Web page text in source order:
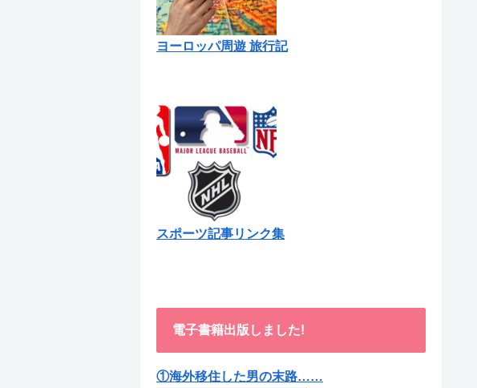
ヨーロッパ周遊 旅行記
スポーツ記事リンク集
電子書籍出版しました!
①海外移住した男の末路……